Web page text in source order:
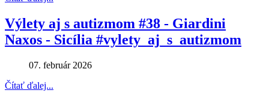
Výlety aj s autizmom #38 - Giardini
Naxos - Sicília #vylety_aj_s_autizmom
07. február 2026
Čítať ďalej...